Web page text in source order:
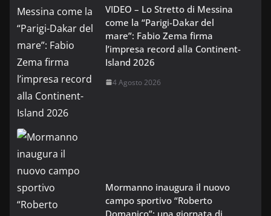
VIDEO – Lo Stretto di Messina
come la “Parigi-Dakar del
mare”: Fabio Zema firma
l’impresa record alla Continent-
Island 2026
4 Agosto 2026
Mormanno inaugura il nuovo
campo sportivo “Roberto
Domanico”: una giornata di